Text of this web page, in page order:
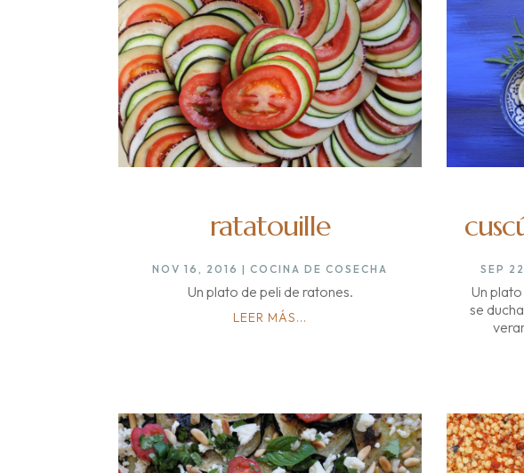
ratatouille
NOV 16, 2016 |COCINA DE COSECHA
Un plato de peli de ratones.
LEER MÁS...
SEP
Un
se